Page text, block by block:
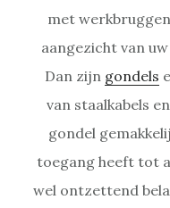
met
aangezicht van
Dan zijn gondels
van staalkabels
gondel
toegang heeft tot
wel ontzettend